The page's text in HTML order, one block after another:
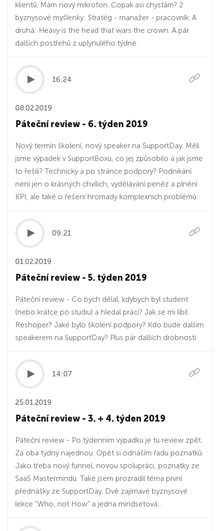
klientů. Mám nový mikrofon. Copak asi chystám? 2
byznysové myšlenky: Stratég - manažer - pracovník. A
druhá: Heavy is the head that wars the crown. A pár
dalších postřehů z uplynulého týdne.
16:24
08.02.2019
Páteční review - 6. týden 2019
Nový termín školení, nový speaker na SupportDay. Měli
jsme výpadek v SupportBoxu, co jej způsobilo a jak jsme
to řešili? Technicky a po stránce podpory? Podnikání
není jen o krásných chvílích, vydělávání peněz a plnění
KPI, ale také o řešení hromady komplexních problémů.
09:21
01.02.2019
Páteční review - 5. týden 2019
Páteční review - Co bych dělal, kdybych byl student
(nebo krátce po studiu) a hledal práci? Jak se mi líbil
Reshoper? Jaké bylo školení podpory? Kdo bude dalším
speakerem na SupportDay? Plus pár dalších drobností.
14:07
25.01.2019
Páteční review - 3. + 4. týden 2019
Páteční review - Po týdenním výpadku je tu review zpět.
Za oba týdny najednou. Opět si odnáším řadu poznatků.
Jako třeba nový funnel, novou spolupráci, poznatky ze
SaaS Mastermindu. Také jsem prozradil téma první
přednášky ze SupportDay. Dvě zajímavé byznysové
lekce “Who, not How” a jedna mindsetová...